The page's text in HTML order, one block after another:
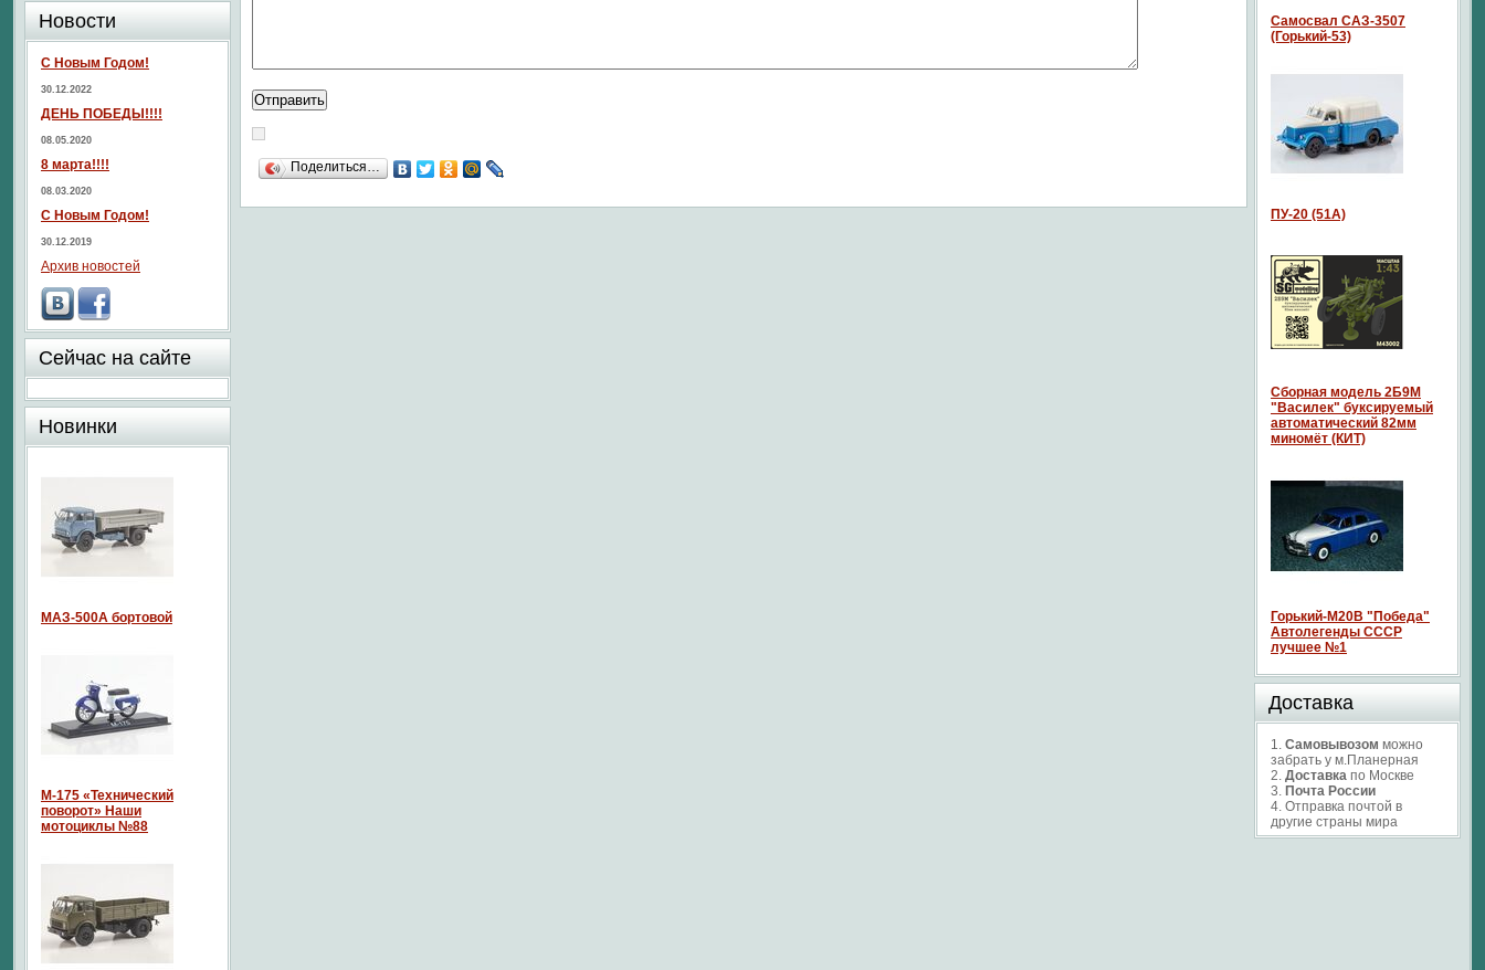
Поделиться…
Новости
С Новым Годом!
30.12.2022
ДЕНЬ ПОБЕДЫ!!!!
08.05.2020
8 марта!!!!
08.03.2020
С Новым Годом!
30.12.2019
Архив новостей
Сейчас на сайте
Новинки
МАЗ-500А бортовой
М-175 «Технический
поворот» Наши
мотоциклы №88
Самосвал САЗ-3507
(Горький-53)
ПУ-20 (51А)
Сборная модель 2Б9М
"Василек" буксируемый
автоматический 82мм
миномёт (КИТ)
Горький-М20В "Победа"
Автолегенды СССР
лучшее №1
Доставка
1. Самовывозом можно
забрать у м.Планерная
2. Доставка по Москве
3. Почта России
4. Отправка почтой в
другие страны мира